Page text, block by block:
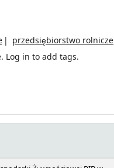
przedsiębiorstwo rolnicze
Log in to add tags.